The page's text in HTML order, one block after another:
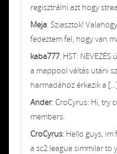
regisztrálni azt hogy
Meja: Sziasztok!
fedeztem fel, hogy van
kaba777: HST:
a mappool váltás utáni
harmadához érkezik a [...]
Ander: CroCyrus: Hi, try
members.
CroCyrus: Hello guys,
a sc2 league simmilar to